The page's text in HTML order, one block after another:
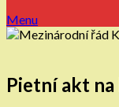
Menu
Pietní akt